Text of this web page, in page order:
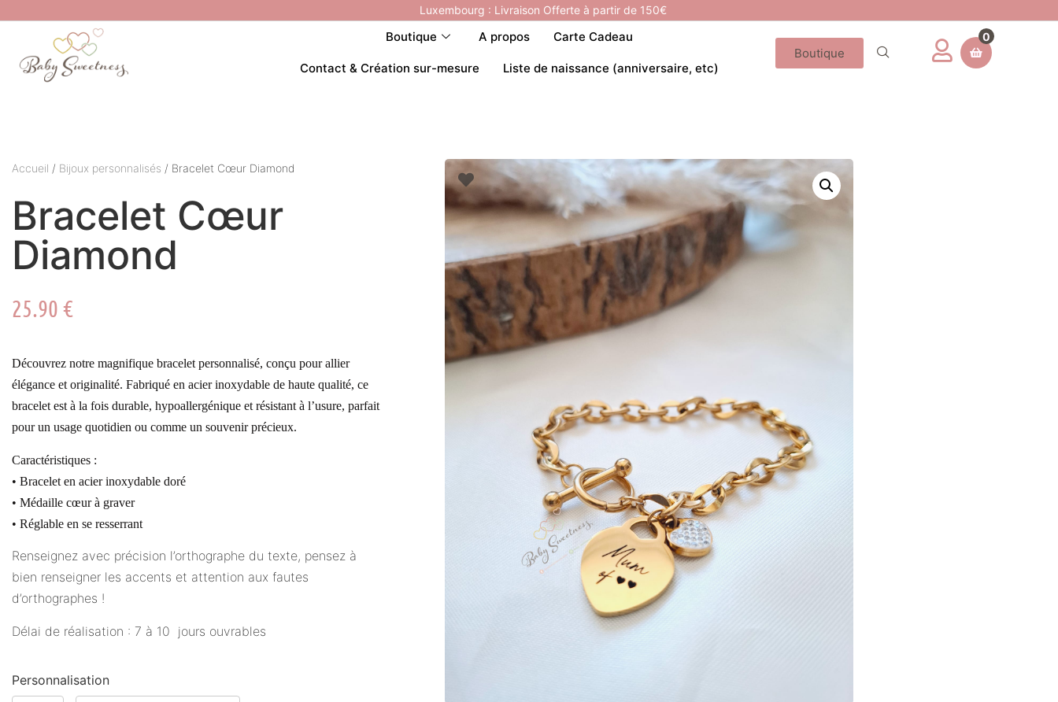
Luxembourg : Livraison Offerte à partir de 150€
Boutique A propos Carte Cadeau
Contact & Création sur-mesure Liste de naissance (anniversaire, etc)
Boutique
0
Accueil / Bijoux personnalisés / Bracelet Cœur Diamond
Bracelet Cœur
Diamond
25.90 €
Découvrez notre magnifique bracelet personnalisé, conçu pour allier
élégance et originalité. Fabriqué en acier inoxydable de haute qualité, ce
bracelet est à la fois durable, hypoallergénique et résistant à l’usure, parfait
pour un usage quotidien ou comme un souvenir précieux.
Caractéristiques :
• Bracelet en acier inoxydable doré
• Médaille cœur à graver
• Réglable en se resserrant
Renseignez avec précision l’orthographe du texte, pensez à
bien renseigner les accents et attention aux fautes
d’orthographes !
Délai de réalisation : 7 à 10 jours ouvrables
Personnalisation